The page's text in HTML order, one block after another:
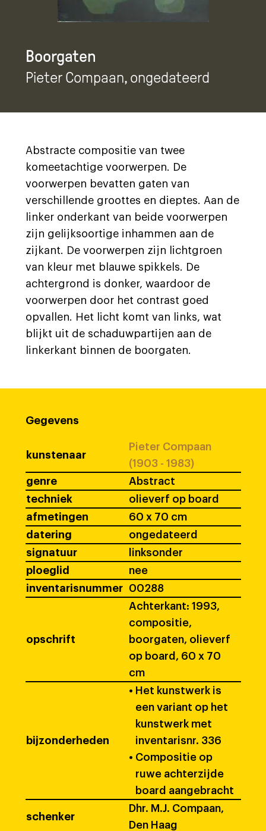
Boorgaten
Pieter Compaan, ongedateerd
Abstracte compositie van twee
komeetachtige voorwerpen. De
voorwerpen bevatten gaten van
verschillende groottes en dieptes. Aan de
linker onderkant van beide voorwerpen
zijn gelijksoortige inhammen aan de
zijkant. De voorwerpen zijn lichtgroen
van kleur met blauwe spikkels. De
achtergrond is donker, waardoor de
voorwerpen door het contrast goed
opvallen. Het licht komt van links, wat
blijkt uit de schaduwpartijen aan de
linkerkant binnen de boorgaten.
Gegevens
kunstenaar
Pieter Compaan
(1903 - 1983)
genre
Abstract
techniek
olieverf op board
afmetingen
60 x 70 cm
datering
ongedateerd
signatuur
linksonder
ploeglid
nee
inventarisnummer
00288
opschrift
Achterkant: 1993,
compositie,
boorgaten, olieverf
op board, 60 x 70
cm
bijzonderheden
• Het kunstwerk is
een variant op het
kunstwerk met
inventarisnr. 336
• Compositie op
ruwe achterzijde
board aangebracht
schenker
Dhr. M.J. Compaan,
Den Haag